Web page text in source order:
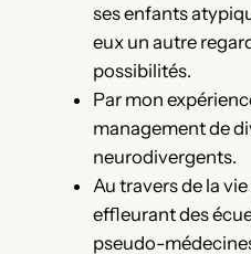
ses enfants
eux un autre
possibilités.
Par mon
management de
neurodivergents.
Au travers de la
effleurant des
pseudo-